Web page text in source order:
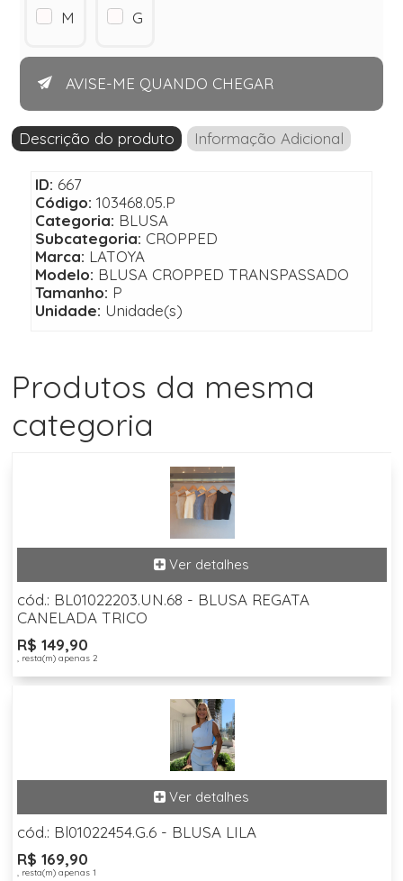
M G
AVISE-ME QUANDO CHEGAR
Descrição do produto Informação Adicional
ID: 667
Código: 103468.05.P
Categoria: BLUSA
Subcategoria: CROPPED
Marca: LATOYA
Modelo: BLUSA CROPPED TRANSPASSADO
Tamanho: P
Unidade: Unidade(s)
Produtos da mesma
categoria
cód.: BL01022203.UN.68 - BLUSA REGATA
CANELADA TRICO
R$ 149,90
, resta(m) apenas 2
cód.: Bl01022454.G.6 - BLUSA LILA
R$ 169,90
, resta(m) apenas 1